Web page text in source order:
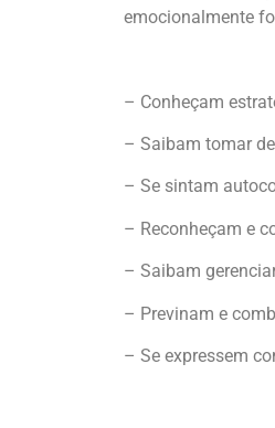
emocionalmente
– Conheçam
– Saibam tomar
– Se sintam
– Reconheçam e
– Saibam
– Previnam e
– Se expressem